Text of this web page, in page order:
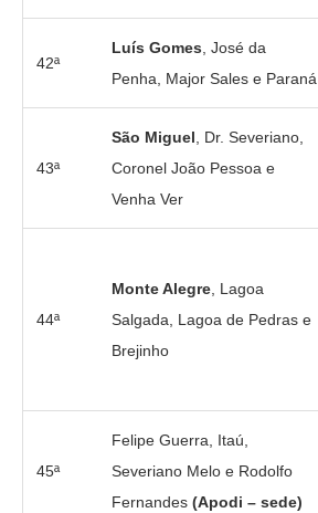
42ª
Luís Gomes, José da
Penha, Major Sales e Paraná
43ª
São Miguel, Dr. Severiano,
Coronel João Pessoa e
Venha Ver
44ª
Monte Alegre, Lagoa
Salgada, Lagoa de Pedras e
Brejinho
45ª
Felipe Guerra, Itaú,
Severiano Melo e Rodolfo
Fernandes (Apodi – sede)